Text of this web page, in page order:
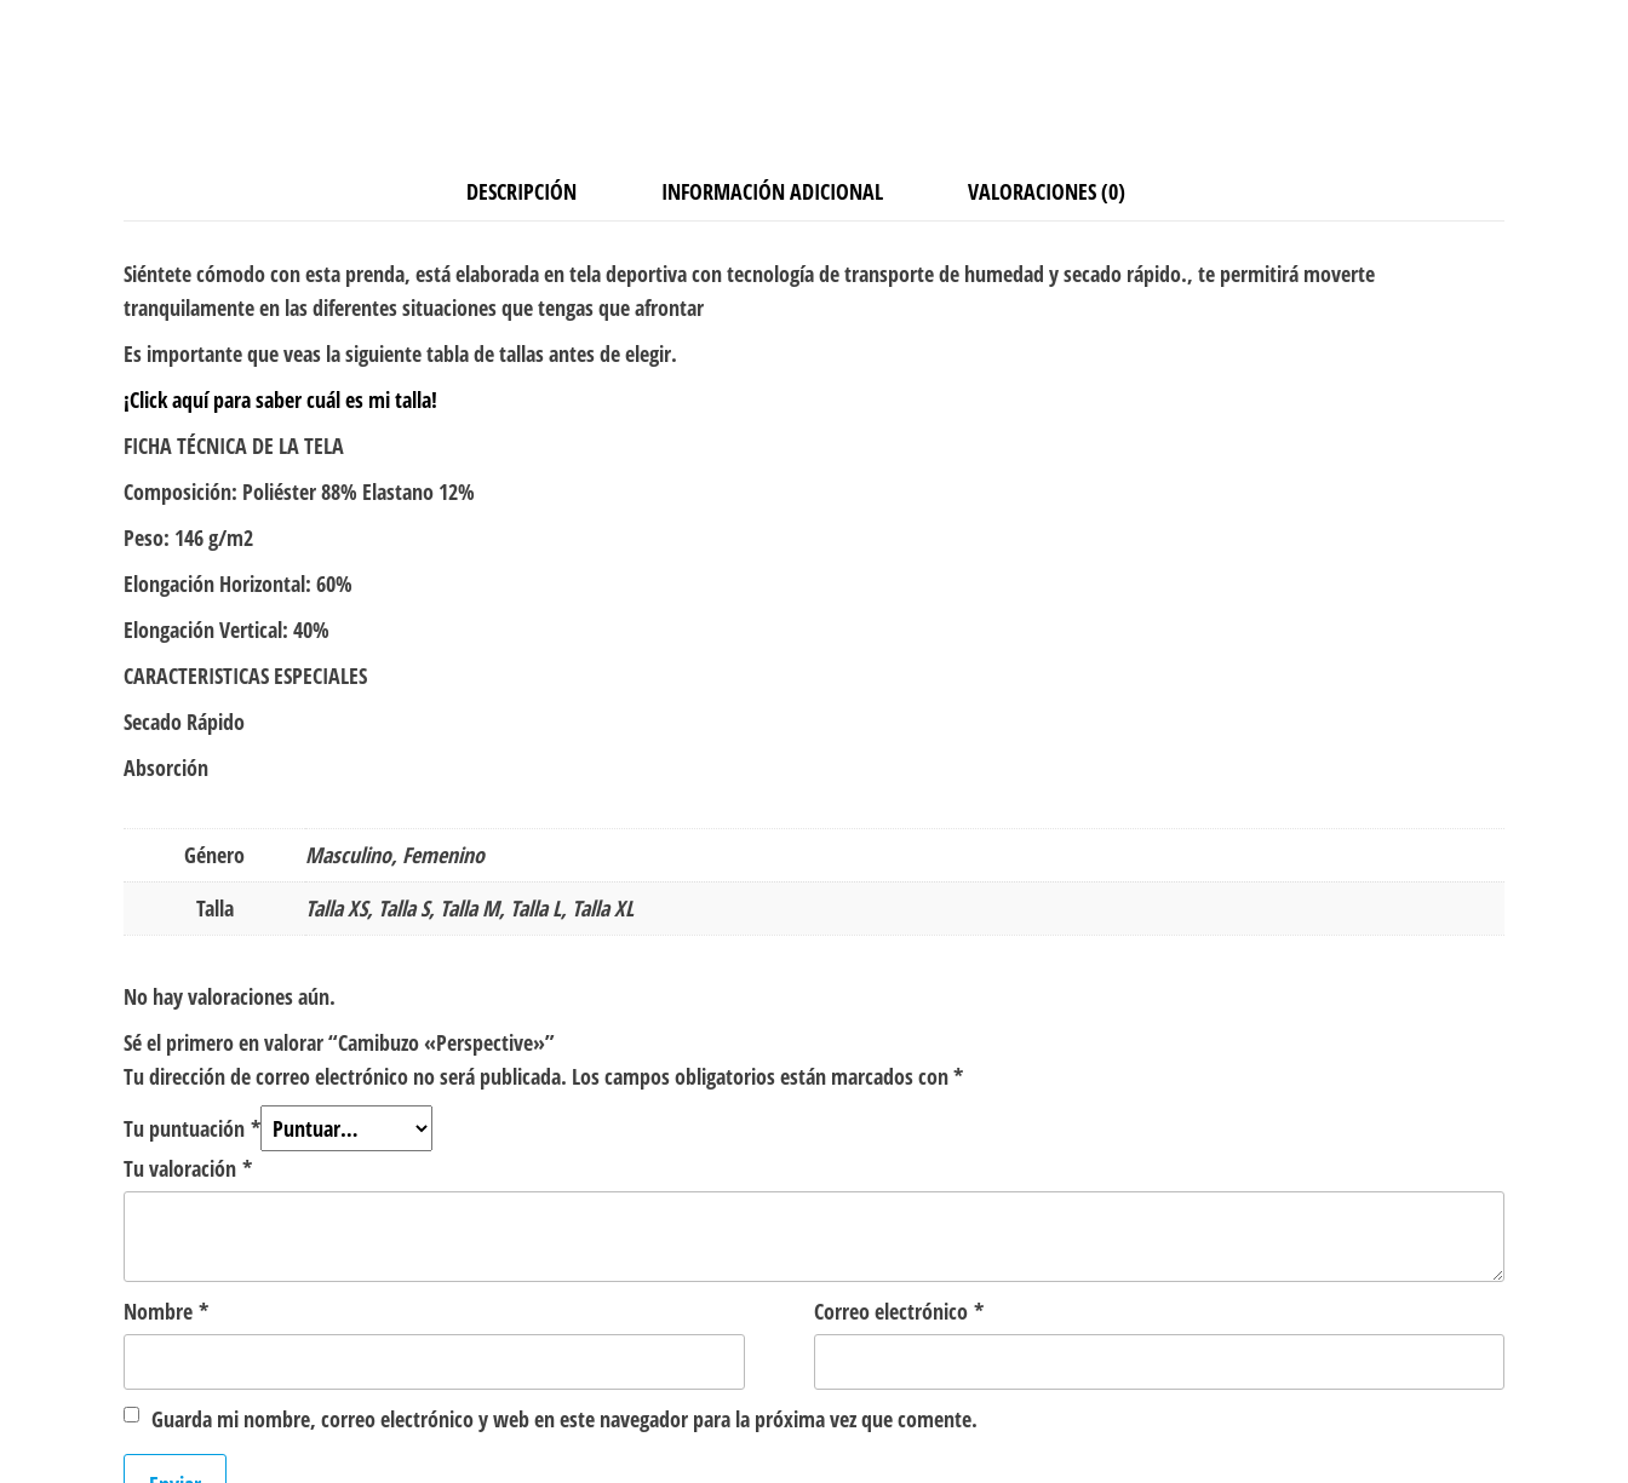
DESCRIPCIÓN INFORMACIÓN ADICIONAL VALORACIONES (0)
Siéntete cómodo con esta prenda, está elaborada en tela deportiva con tecnología de transporte de humedad y secado rápido., te permitirá moverte
tranquilamente en las diferentes situaciones que tengas que afrontar
Es importante que veas la siguiente tabla de tallas antes de elegir.
¡Click aquí para saber cuál es mi talla!
FICHA TÉCNICA DE LA TELA
Composición: Poliéster 88% Elastano 12%
Peso: 146 g/m2
Elongación Horizontal: 60%
Elongación Vertical: 40%
CARACTERISTICAS ESPECIALES
Secado Rápido
Absorción
Género
Masculino, Femenino
Talla
Talla XS, Talla S, Talla M, Talla L, Talla XL
No hay valoraciones aún.
Sé el primero en valorar “Camibuzo «Perspective»”
Tu dirección de correo electrónico no será publicada. Los campos obligatorios están marcados con*
Tu puntuación *
Tu valoración *
Nombre * Correo electrónico *
Guarda mi nombre, correo electrónico y web en este navegador para la próxima vez que comente.